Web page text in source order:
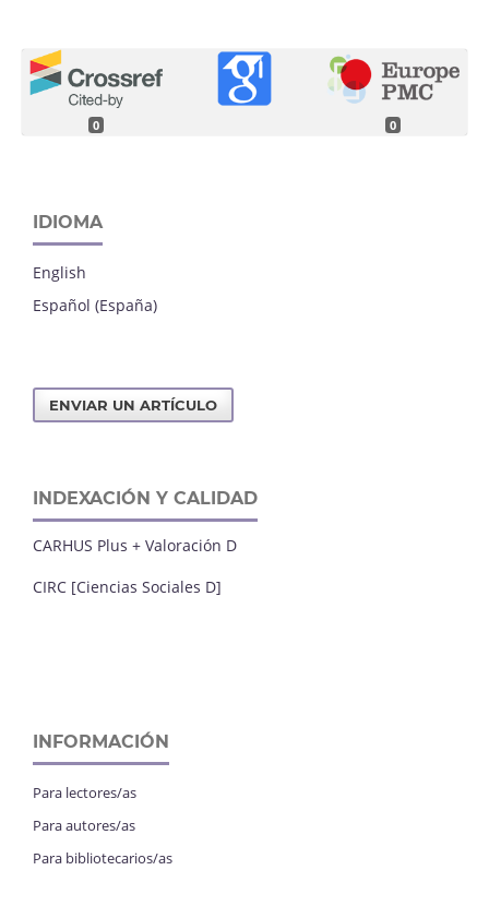
0 0
IDIOMA
English
Español (España)
ENVIAR UN ARTÍCULO
INDEXACIÓN Y CALIDAD
CARHUS Plus + Valoración D
CIRC [Ciencias Sociales D]
INFORMACIÓN
Para lectores/as
Para autores/as
Para bibliotecarios/as